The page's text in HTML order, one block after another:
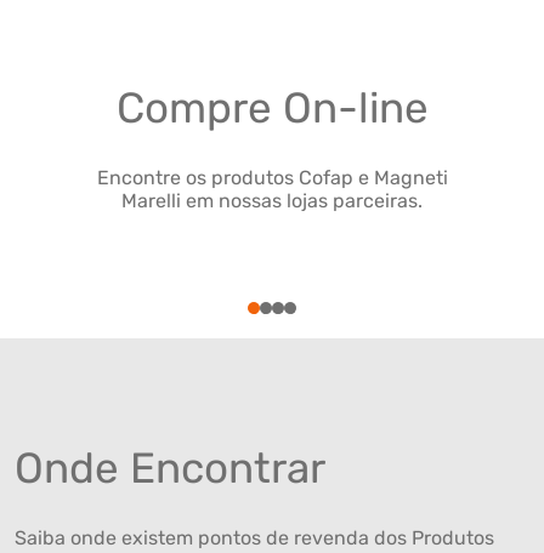
Compre On-line
Encontre os produtos Cofap e Magneti
Marelli em nossas lojas parceiras.
1234
Onde Encontrar
Saiba onde existem pontos de revenda dos Produtos